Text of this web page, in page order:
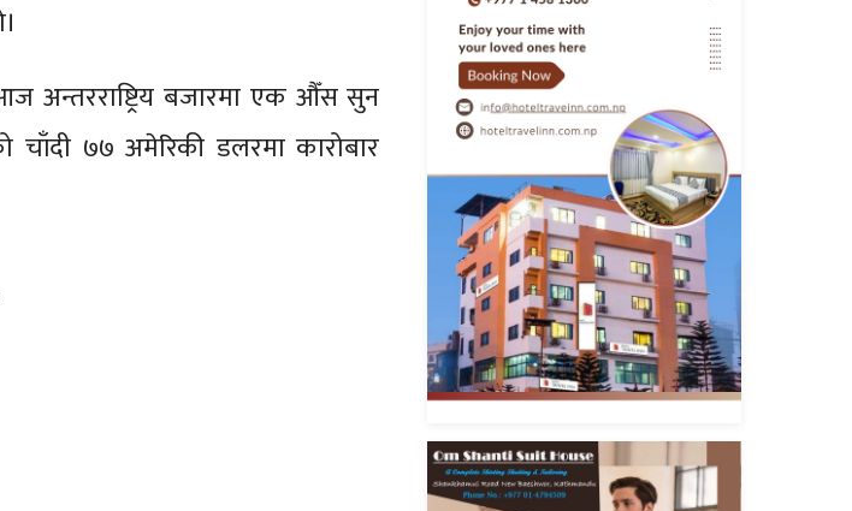
आज अन्तरराष्ट्रिय बजारमा एक औँस सुन
चाँदी ७७ अमेरिकी डलरमा कारोबार